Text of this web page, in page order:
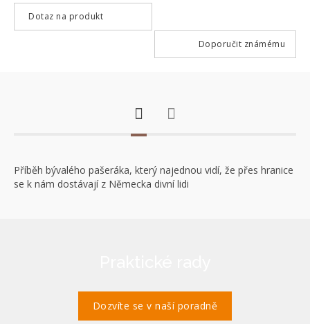
Dotaz na produkt
Doporučit známému
Příběh bývalého pašeráka, který najednou vidí, že přes hranice
se k nám dostávají z Německa divní lidi
Dozvíte se v naší poradně